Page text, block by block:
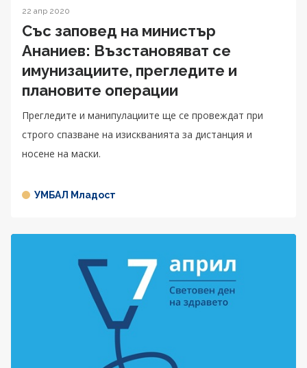
22 апр 2020
Със заповед на министър
Ананиев: Възстановяват се
имунизациите, прегледите и
плановите операции
Прегледите и манипулациите ще се провеждат при
строго спазване на изискванията за дистанция и
носене на маски.
УМБАЛ Младост